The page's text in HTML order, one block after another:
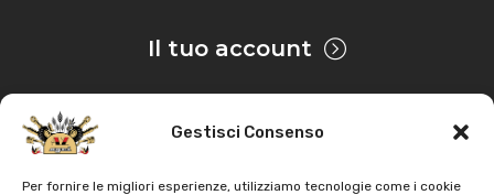
Gestisci Consenso
Per fornire le migliori esperienze, utilizziamo tecnologie come i cookie
Il tuo account
Privacy & Cookie